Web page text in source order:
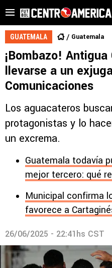
GUATEMALA Guatemala
¡Bombazo!
llevarse a un
Comunicaciones
Los aguacateros
protagonistas y lo
un excrema.
Guatemala todavía
mejor tercero: qué
Municipal confirma
favorece a
26/06/2025 - 22:41hs CST